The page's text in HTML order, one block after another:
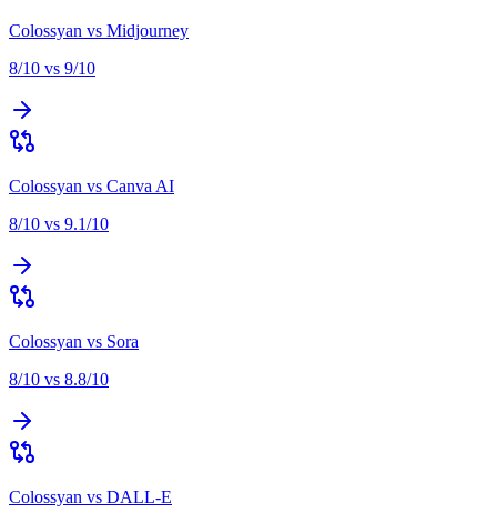
Colossyan vs Midjourney
8/10 vs 9/10
Colossyan vs Canva AI
8/10 vs 9.1/10
Colossyan vs Sora
8/10 vs 8.8/10
Colossyan vs DALL-E